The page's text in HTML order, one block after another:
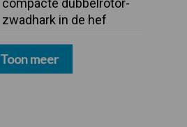
compacte dubbelrotor-
zwadhark in de hef
Toon meer